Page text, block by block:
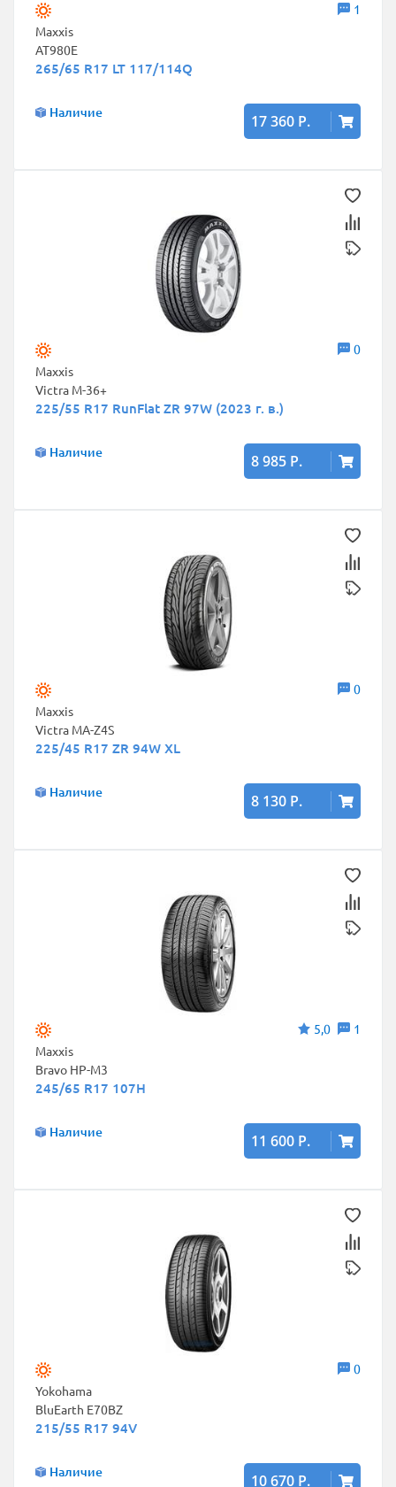
1
Maxxis
AT980E
265/65 R17 LT 117/114Q
Наличие 17 360 Р.
0
Maxxis
Victra M-36+
225/55 R17 RunFlat ZR 97W (2023 г. в.)
Наличие 8 985 Р.
0
Maxxis
Victra MA-Z4S
225/45 R17 ZR 94W XL
Наличие 8 130 Р.
5,0
1
Maxxis
Bravo HP-M3
245/65 R17 107H
Наличие 11 600 Р.
0
Yokohama
BluEarth E70BZ
215/55 R17 94V
Наличие 10 670 Р.